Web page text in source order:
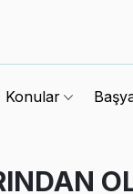
Konular